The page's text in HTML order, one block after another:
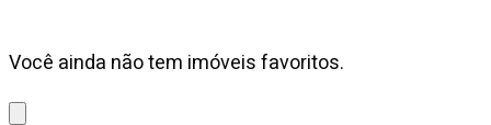
Você ainda não tem imóveis favoritos.